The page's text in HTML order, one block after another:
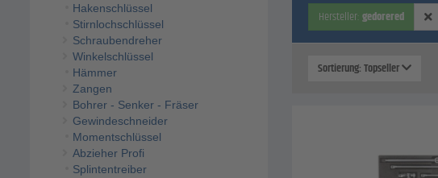
Hakenschlüssel
Stirnlochschlüssel
Schraubendreher
Winkelschlüssel
Hämmer
Zangen
Bohrer - Senker - Fräser
Gewindeschneider
Momentschlüssel
Abzieher Profi
Splintentreiber
Hersteller: gedorered
Sortierung: Topseller